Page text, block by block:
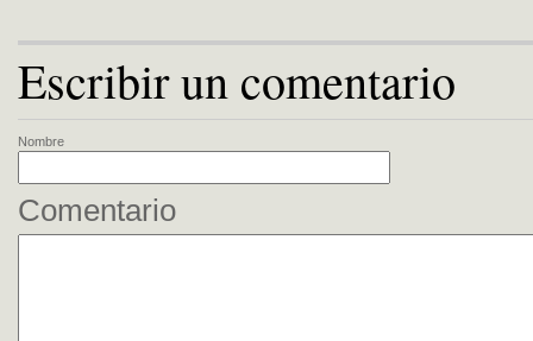
Escribir un comentario
Nombre
Comentario